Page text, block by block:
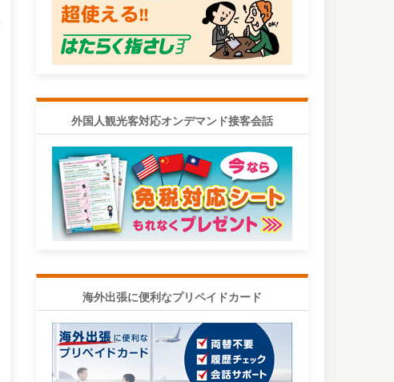
外国人観光客対応オンデマンド接客会話
海外出張に便利なプリペイドカード